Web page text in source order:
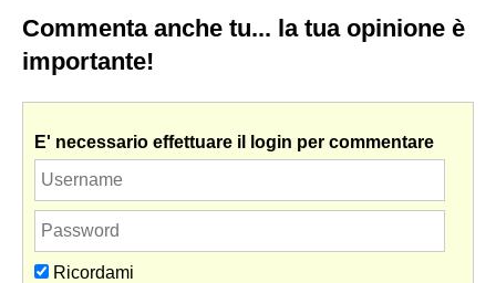
Commenta anche tu... la tua opinione è
importante!
E' necessario effettuare il login per commentare
Ricordami